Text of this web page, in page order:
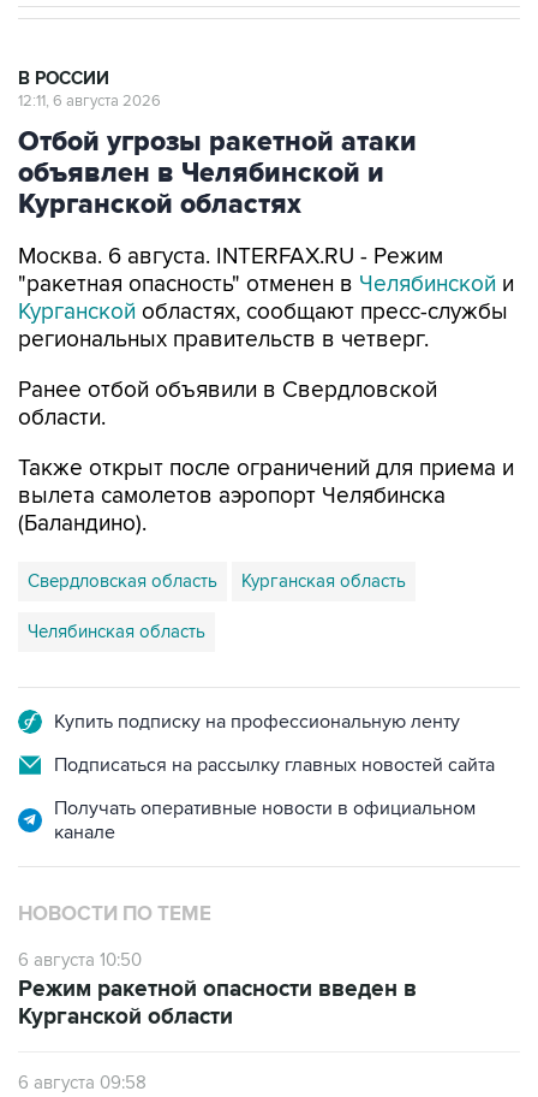
В РОССИИ
12:11, 6 августа 2026
Отбой угрозы ракетной атаки
объявлен в Челябинской и
Курганской областях
Москва. 6 августа. INTERFAX.RU - Режим
"ракетная опасность" отменен в Челябинской и
Курганской областях, сообщают пресс-службы
региональных правительств в четверг.
Ранее отбой объявили в Свердловской
области.
Также открыт после ограничений для приема и
вылета самолетов аэропорт Челябинска
(Баландино).
Свердловская область Курганская область
Челябинская область
Купить подписку на профессиональную ленту
Подписаться на рассылку главных новостей сайта
Получать оперативные новости в официальном
канале
НОВОСТИ ПО ТЕМЕ
6 августа 10:50
Режим ракетной опасности введен в
Курганской области
6 августа 09:58